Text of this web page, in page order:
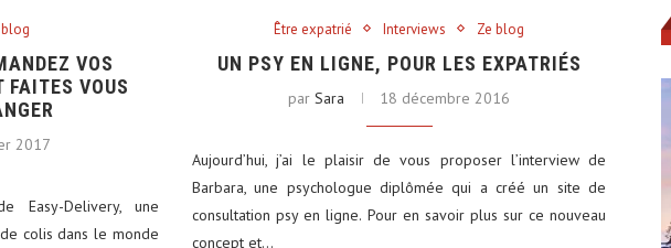
VOS
FAITES VOUS
2017
Easy-Delivery, une
colis dans le monde
Être expatrié Interviews Ze blog
UN PSY EN LIGNE, POUR LES EXPATRIÉS
parSara 18 décembre 2016
Aujourd’hui, j’ai le plaisir de vous proposer l’interview de
Barbara, une psychologue diplômée qui a créé un site de
consultation psy en ligne. Pour en savoir plus sur ce nouveau
concept et…